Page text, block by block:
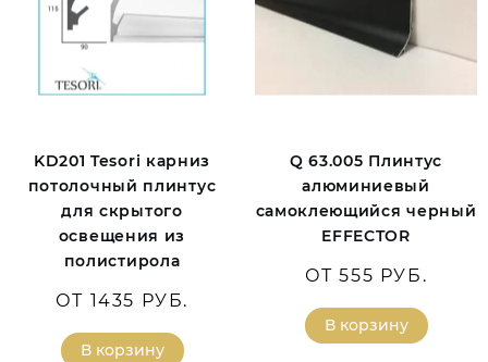
KD201 Tesori карниз
потолочный плинтус
для скрытого
освещения из
полистирола
ОТ 1435 РУБ.
В корзину
Q 63.005 Плинтус
алюминиевый
самоклеющийся черный
EFFECTOR
ОТ 555 РУБ.
В корзину